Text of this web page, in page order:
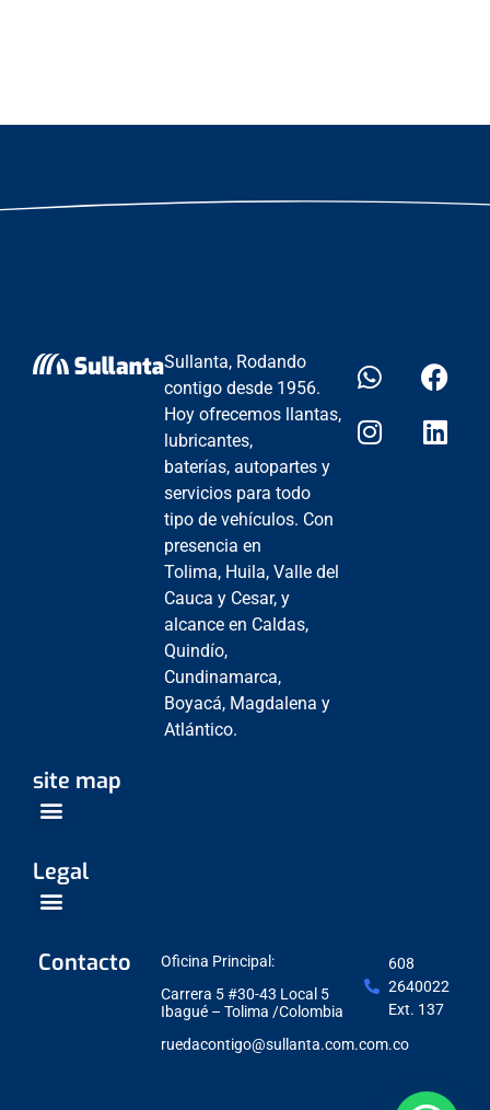
Sullanta, Rodando
contigo desde 1956.
Hoy ofrecemos llantas,
lubricantes,
baterías, autopartes y
servicios para todo
tipo de vehículos. Con
presencia en
Tolima, Huila, Valle del
Cauca y Cesar, y
alcance en Caldas,
Quindío,
Cundinamarca,
Boyacá, Magdalena y
Atlántico.
site map
Legal
Contacto
Oficina Principal:
Carrera 5 #30-43 Local 5
Ibagué – Tolima /Colombia
ruedacontigo@sullanta.com.com.co
608
2640022
Ext. 137